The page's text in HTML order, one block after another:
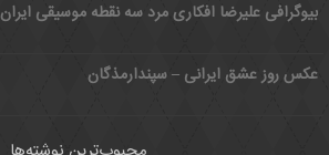
بیوگرافی علیرضا افکاری مرد سه نقطه موسیقی ایران
عکس روز عشق ایرانی – سپندارمذگان